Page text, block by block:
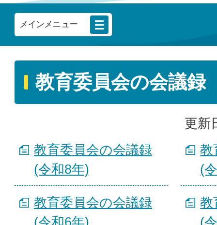
メインメニュー
教育委員会の会議録
更新
教育委員会の会議録
(令和8年)
教
(
教育委員会の会議録
教